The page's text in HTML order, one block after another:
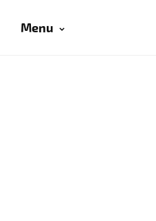
Menu